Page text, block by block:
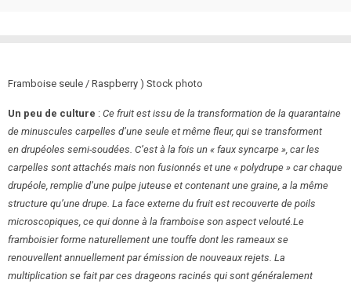
Framboise seule / Raspberry ) Stock photo
Un peu de culture : Ce fruit est issu de la transformation de la quarantaine
de minuscules carpelles d’une seule et même fleur, qui se transforment
en drupéoles semi-soudées. C’est à la fois un « faux syncarpe », car les
carpelles sont attachés mais non fusionnés et une « polydrupe » car chaque
drupéole, remplie d’une pulpe juteuse et contenant une graine, a la même
structure qu’une drupe. La face externe du fruit est recouverte de poils
microscopiques, ce qui donne à la framboise son aspect velouté.Le
framboisier forme naturellement une touffe dont les rameaux se
renouvellent annuellement par émission de nouveaux rejets. La
multiplication se fait par ces drageons racinés qui sont généralement